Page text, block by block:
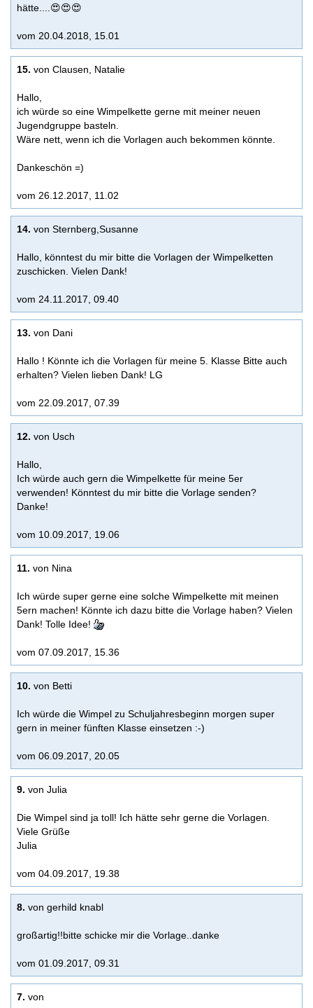
hätte....😍😍😍
vom 20.04.2018, 15.01
15. von Clausen, Natalie
Hallo,
ich würde so eine Wimpelkette gerne mit meiner neuen
Jugendgruppe basteln.
Wäre nett, wenn ich die Vorlagen auch bekommen könnte.
Dankeschön =)
vom 26.12.2017, 11.02
14. von Sternberg,Susanne
Hallo, könntest du mir bitte die Vorlagen der Wimpelketten
zuschicken. Vielen Dank!
vom 24.11.2017, 09.40
13. von Dani
Hallo ! Könnte ich die Vorlagen für meine 5. Klasse Bitte auch
erhalten? Vielen lieben Dank! LG
vom 22.09.2017, 07.39
12. von Usch
Hallo,
Ich würde auch gern die Wimpelkette für meine 5er
verwenden! Könntest du mir bitte die Vorlage senden?
Danke!
vom 10.09.2017, 19.06
11. von Nina
Ich würde super gerne eine solche Wimpelkette mit meinen
5ern machen! Könnte ich dazu bitte die Vorlage haben? Vielen
Dank! Tolle Idee!
vom 07.09.2017, 15.36
10. von Betti
Ich würde die Wimpel zu Schuljahresbeginn morgen super
gern in meiner fünften Klasse einsetzen :-)
vom 06.09.2017, 20.05
9. von Julia
Die Wimpel sind ja toll! Ich hätte sehr gerne die Vorlagen.
Viele Grüße
Julia
vom 04.09.2017, 19.38
8. von gerhild knabl
großartig!!bitte schicke mir die Vorlage..danke
vom 01.09.2017, 09.31
7. von